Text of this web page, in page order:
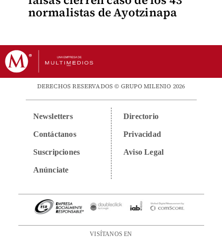
normalistas de Ayotzinapa
DERECHOS RESERVADOS © GRUPO MILENIO 2026
Newsletters
Contáctanos
Suscripciones
Anúnciate
Directorio
Privacidad
Aviso Legal
VISÍTANOS EN